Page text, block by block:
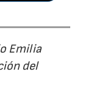
Emilia
del